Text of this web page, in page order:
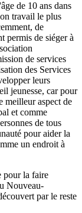
de 10 ans dans
travail le plus
de
permis de siéger à
de services
des Services
leurs
jeunesse, car pour
meilleur aspect de
et comme
de tous
pour aider la
un endroit à
pour la faire
Nouveau-
par le reste